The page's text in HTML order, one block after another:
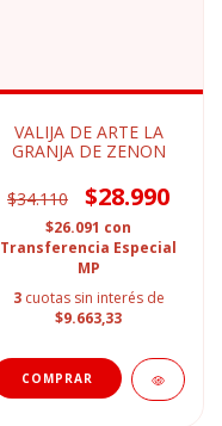
VALIJA DE ARTE LA
GRANJA DE ZENON
$34.110 $28.990
$26.091 con
Transferencia Especial
MP
3 cuotas sin interés de
$9.663,33